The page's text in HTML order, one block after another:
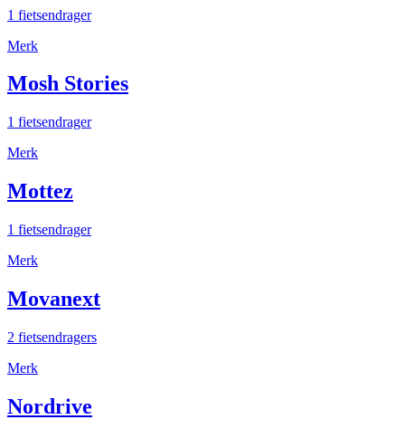
1 fietsendrager
Merk
Mosh Stories
1 fietsendrager
Merk
Mottez
1 fietsendrager
Merk
Movanext
2 fietsendragers
Merk
Nordrive